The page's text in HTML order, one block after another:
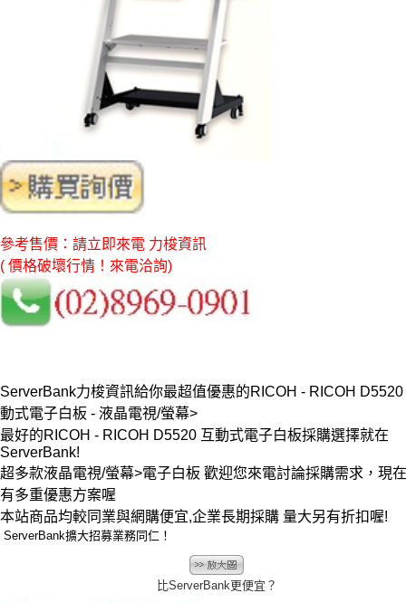
參考售價：請立即來電 力梭資訊
( 價格破壞行情！來電洽詢)
ServerBank力梭資訊給你最超值優惠的RICOH - RICOH D5520
動式電子白板 - 液晶電視/螢幕>
最好的RICOH - RICOH D5520 互動式電子白板採購選擇就在
ServerBank!
超多款液晶電視/螢幕>電子白板 歡迎您來電討論採購需求，現
有多重優惠方案喔
本站商品均較同業與網購便宜,企業長期採購 量大另有折扣喔!
ServerBank擴大招募業務同仁！
比ServerBank更便宜？